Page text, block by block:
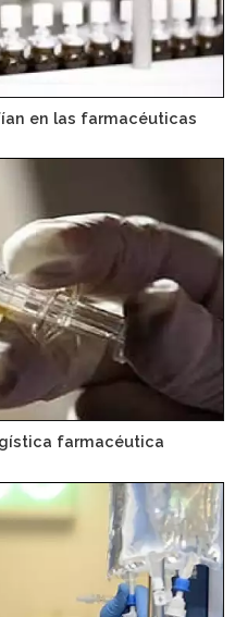
en las farmacéuticas
farmacéutica